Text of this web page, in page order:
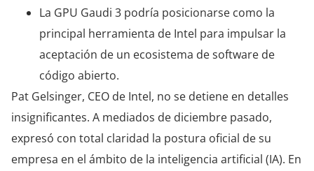
La GPU Gaudi 3 podría posicionarse como la
principal herramienta de Intel para impulsar la
aceptación de un ecosistema de software de
código abierto.
Pat Gelsinger, CEO de Intel, no se detiene en detalles
insignificantes. A mediados de diciembre pasado,
expresó con total claridad la postura oficial de su
empresa en el ámbito de la inteligencia artificial (IA). En